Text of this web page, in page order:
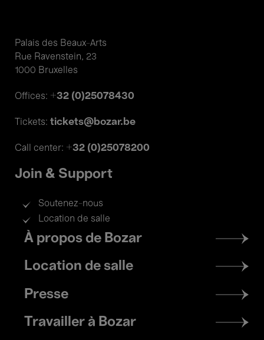
Palais des Beaux-Arts
Rue Ravenstein, 23
1000 Bruxelles
Offices: +32 (0)25078430
Tickets: tickets@bozar.be
Call center: +32 (0)25078200
Join & Support
Soutenez-nous
Location de salle
Footer
menu
À propos de Bozar
Location de salle
Presse
Travailler à Bozar